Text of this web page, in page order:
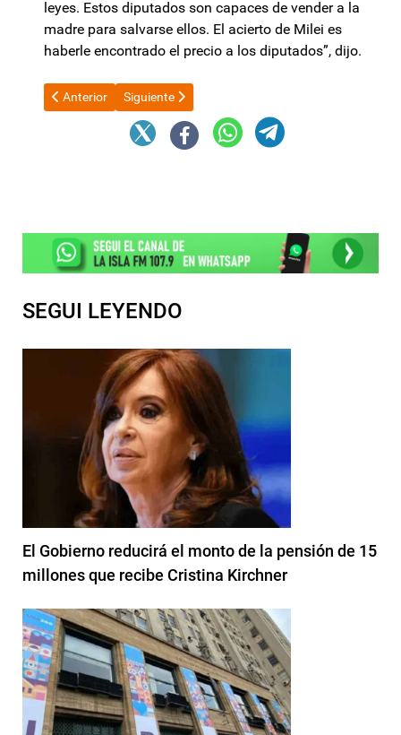
leyes. Estos diputados son capaces de vender a la
madre para salvarse ellos. El acierto de Milei es
haberle encontrado el precio a los diputados”, dijo.
Artículo anterior: Gabriel Rubinstein cruzó a Martín Menem por
Anterior Artículo siguiente: En el Seminario Internacional
Siguiente
SEGUI LEYENDO
El Gobierno reducirá el monto de la pensión de 15
millones que recibe Cristina Kirchner